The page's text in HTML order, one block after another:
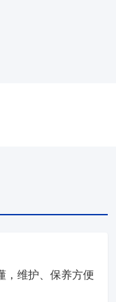
，维护、保养方便